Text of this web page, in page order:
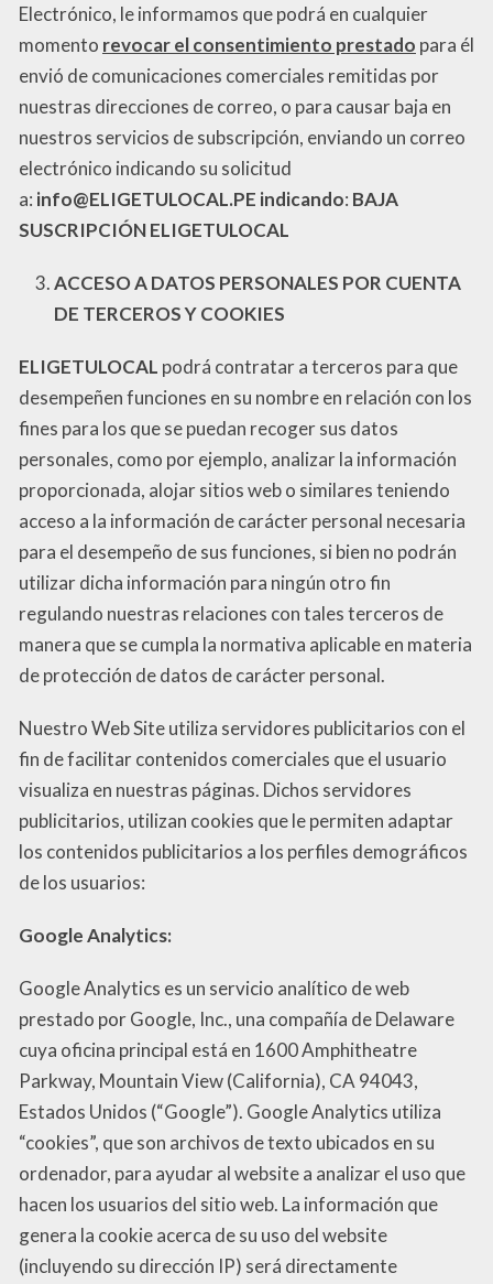
Electrónico, le informamos que podrá en cualquier
momento revocar el consentimiento prestado para él
envió de comunicaciones comerciales remitidas por
nuestras direcciones de correo, o para causar baja en
nuestros servicios de subscripción, enviando un correo
electrónico indicando su solicitud
a: info@ELIGETULOCAL.PE indicando: BAJA
SUSCRIPCIÓNELIGETULOCAL
ACCESO A DATOS PERSONALES POR CUENTA
DE TERCEROS Y COOKIES
ELIGETULOCAL podrá contratar a terceros para que
desempeñen funciones en su nombre en relación con los
fines para los que se puedan recoger sus datos
personales, como por ejemplo, analizar la información
proporcionada, alojar sitios web o similares teniendo
acceso a la información de carácter personal necesaria
para el desempeño de sus funciones, si bien no podrán
utilizar dicha información para ningún otro fin
regulando nuestras relaciones con tales terceros de
manera que se cumpla la normativa aplicable en materia
de protección de datos de carácter personal.
Nuestro Web Site utiliza servidores publicitarios con el
fin de facilitar contenidos comerciales que el usuario
visualiza en nuestras páginas. Dichos servidores
publicitarios, utilizan cookies que le permiten adaptar
los contenidos publicitarios a los perfiles demográficos
de los usuarios:
Google Analytics:
Google Analytics es un servicio analítico de web
prestado por Google, Inc., una compañía de Delaware
cuya oficina principal está en 1600 Amphitheatre
Parkway, Mountain View (California), CA 94043,
Estados Unidos (“Google”). Google Analytics utiliza
“cookies”, que son archivos de texto ubicados en su
ordenador, para ayudar al website a analizar el uso que
hacen los usuarios del sitio web. La información que
genera la cookie acerca de su uso del website
(incluyendo su dirección IP) será directamente